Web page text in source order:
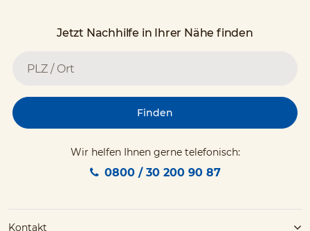
Jetzt Nachhilfe in Ihrer Nähe finden
Finden
Wir helfen Ihnen gerne telefonisch:
0800 / 30 200 90 87
Kontakt